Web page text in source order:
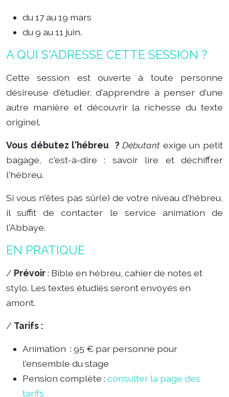
du 17 au 19 mars
du 9 au 11 juin.
A QUI S'ADRESSE CETTE SESSION ?
Cette session est ouverte à toute personne
désireuse d'étudier, d'apprendre à penser d'une
autre manière et découvrir la richesse du texte
originel.
Vous débutez l'hébreu ?Débutant exige un petit
bagage, c'est-à-dire : savoir lire et déchiffrer
l'hébreu.
Si vous n'êtes pas sûr(e) de votre niveau d'hébreu,
il suffit de contacter le service animation de
l'Abbaye.
EN PRATIQUE
/ Prévoir: Bible en hébreu, cahier de notes et
stylo. Les textes étudiés seront envoyés en
amont.
/ Tarifs :
Animation : 95 € par personne pour
l'ensemble du stage
Pension complète : consulter la page des
tarifs